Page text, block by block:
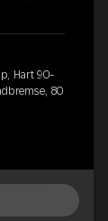
Hart 90-
80